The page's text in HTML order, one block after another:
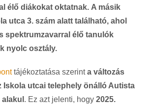
élő diákokat oktatnak. A másik
utca 3. szám alatt található, ahol
spektrumzavarral élő tanulók
nyolc osztály.
tájékoztatása szerinta változás
Iskola utcai telephely önálló Autista
. Ez azt jelenti, hogy 2025.